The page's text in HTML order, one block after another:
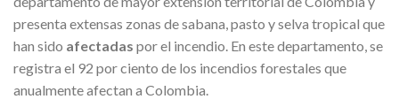
presenta extensas zonas de sabana, pasto y selva tropical que
han sido afectadas por el incendio. En este departamento, se
registra el 92 por ciento de los incendios forestales que
anualmente afectan a Colombia.